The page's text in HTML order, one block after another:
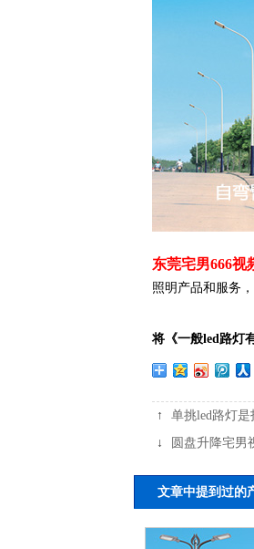
东莞宅男666视
照明产品和服务，
将《一般led路灯
↑
单挑led路灯
↓
圆盘升降宅男
文章中提到过的